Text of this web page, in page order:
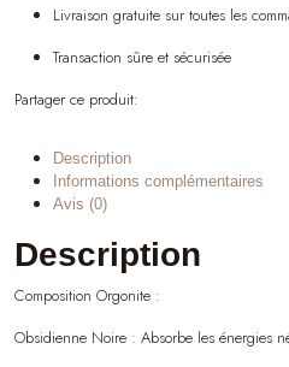
Livraison gratuite sur toutes les
Transaction sûre et sécurisée
Partager ce produit:
Description
Informations complémentaires
Avis (0)
Description
Composition Orgonite :
Obsidienne Noire : Absorbe les énergies